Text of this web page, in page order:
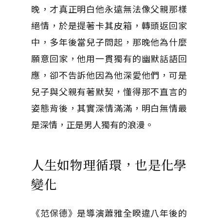
晚，才真正明白他永遠無法像父親那樣
絕情，於是提著卡其皮箱，轉頭返回家
中，多年後當兒子問起，那晚他為什麼
願意回家，他用一貫獨有的幽默話語回
應，卻不告訴他因為他深愛他們，可是
兒子與父親有著默契，懂得那不直言的
姿態背後，其實深情滿滿，明白無情最
是深情，正是男人獨有的浪漫。
人生如物理循環， 也是化學
變化
《范保德》是導演蕭雅全睽違八年後的